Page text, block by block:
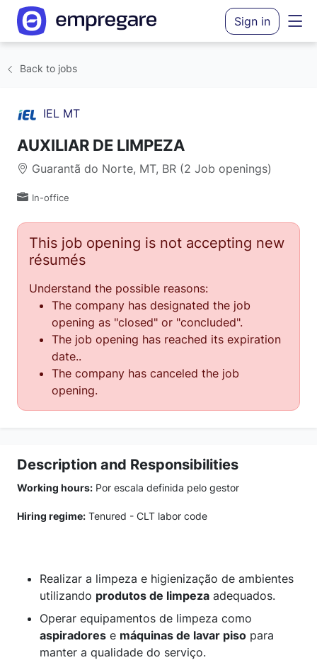
Sign in
Back to jobs
IEL MT
AUXILIAR DE LIMPEZA
Guarantã do Norte, MT, BR (2 Job openings)
In-office
This job opening is not accepting new
résumés
Understand the possible reasons:
The company has designated the job
opening as "closed" or "concluded".
The job opening has reached its expiration
date..
The company has canceled the job
opening.
Description and Responsibilities
Working hours: Por escala definida pelo gestor
Hiring regime: Tenured - CLT labor code
Realizar a limpeza e higienização de ambientes
utilizando produtos de limpeza adequados.
Operar equipamentos de limpeza como
aspiradores e máquinas de lavar piso para
manter a qualidade do serviço.